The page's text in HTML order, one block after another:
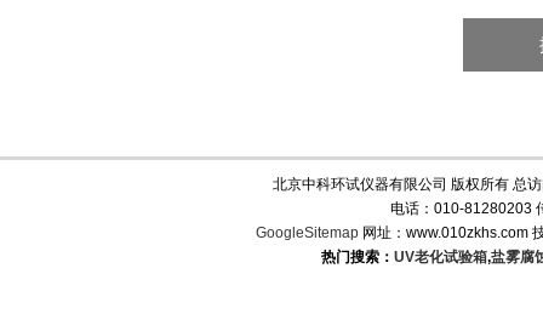
北京中科环试仪器有限公司 版权所有 总
电话：010-81280203
GoogleSitemap 网址：www.010zkhs.com
热门搜索： UV老化试验箱,盐雾腐